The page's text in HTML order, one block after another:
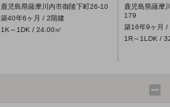
鹿児島県薩摩川内市御陵下町26-10
築40年6ヶ月 / 2階建
1K～1DK / 24.00㎡
鹿児島県薩摩
179
築16年9ヶ月 /
1R～1LDK /